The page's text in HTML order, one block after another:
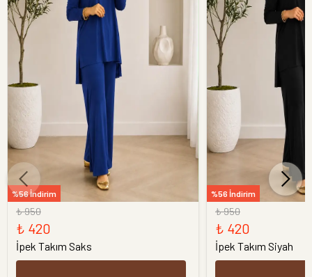
%56 İndirim
₺ 950
₺ 420
İpek Takım Saks
%56 İndirim
₺ 950
₺ 420
İpek Takım Siyah